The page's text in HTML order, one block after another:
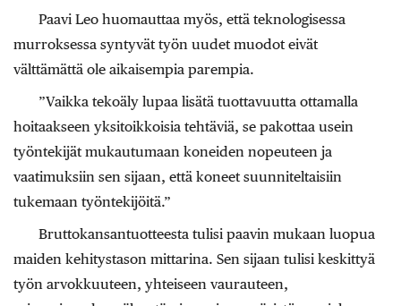
Paavi Leo huomauttaa myös, että teknologisessa
murroksessa syntyvät työn uudet muodot eivät
välttämättä ole aikaisempia parempia.
”Vaikka tekoäly lupaa lisätä tuottavuutta ottamalla
hoitaakseen yksitoikkoisia tehtäviä, se pakottaa usein
työntekijät mukautumaan koneiden nopeuteen ja
vaatimuksiin sen sijaan, että koneet suunniteltaisiin
tukemaan työntekijöitä.”
Bruttokansantuotteesta tulisi paavin mukaan luopua
maiden kehitystason mittarina. Sen sijaan tulisi keskittyä
työn arvokkuuteen, yhteiseen vaurauteen,